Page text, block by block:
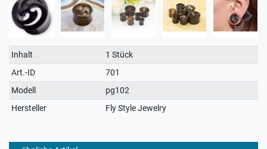
Technisches
Merkmal
Wert
Inhalt
1 Stück
Art.-ID
701
Modell
pg102
Hersteller
Fly Style Jewelry